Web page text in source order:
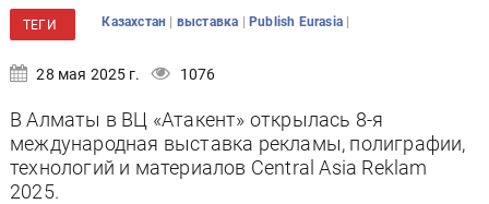
ТЕГИ Казахстан | выставка |Publish Eurasia |
28 мая 2025 г. 1076
В Алматы в ВЦ «Атакент» открылась 8-я
международная выставка рекламы, полиграфии,
технологий и материалов Central Asia Reklam
2025.